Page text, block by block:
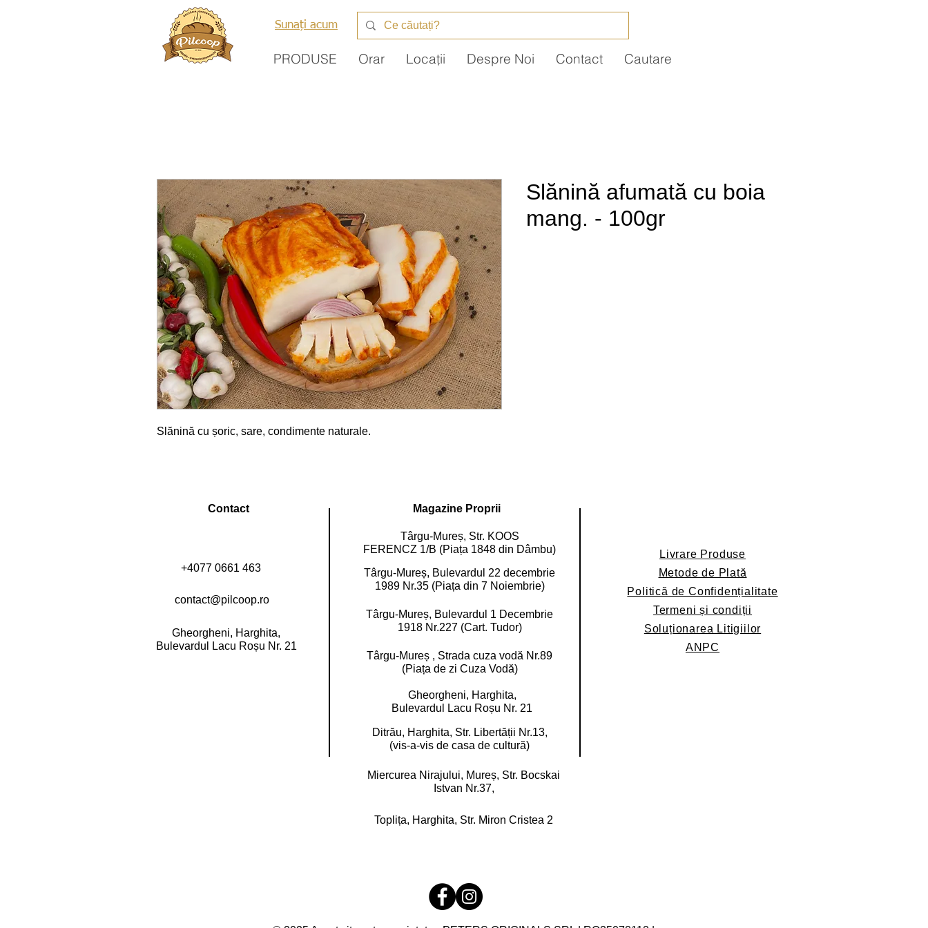
Sunați acum
PRODUSE Orar Locații Despre Noi Contact Cautare
Slănină cu șoric, sare, condimente naturale.
Slănină afumată cu boia
mang. - 100gr
Contact
+4077 0661 463
contact@pilcoop.ro
Gheorgheni, Harghita,
Bulevardul Lacu Roșu Nr. 21
Magazine Proprii
Târgu-Mureș, Str. KOOS
FERENCZ 1/B (Piața 1848 din Dâmbu)
Târgu-Mureș, Bulevardul 22 decembrie
1989 Nr.35 (Piața din 7 Noiembrie)
Târgu-Mureș, Bulevardul 1 Decembrie
1918 Nr.227 (Cart. Tudor)
Târgu-Mureș , Strada cuza vodă Nr.89
(Piața de zi Cuza Vodă)
Gheorgheni, Harghita,
Bulevardul Lacu Roșu Nr. 21
Ditrău, Harghita, Str. Libertății Nr.13,
(vis-a-vis de casa de cultură)
Livrare Produse
Metode de Plată
Politică de Confidențialitate
Termeni și condiții
Soluționarea Litigiilor
ANPC
Miercurea Nirajului, Mureș, Str. Bocskai
Istvan Nr.37,
Toplița, Harghita, Str. Miron Cristea 2